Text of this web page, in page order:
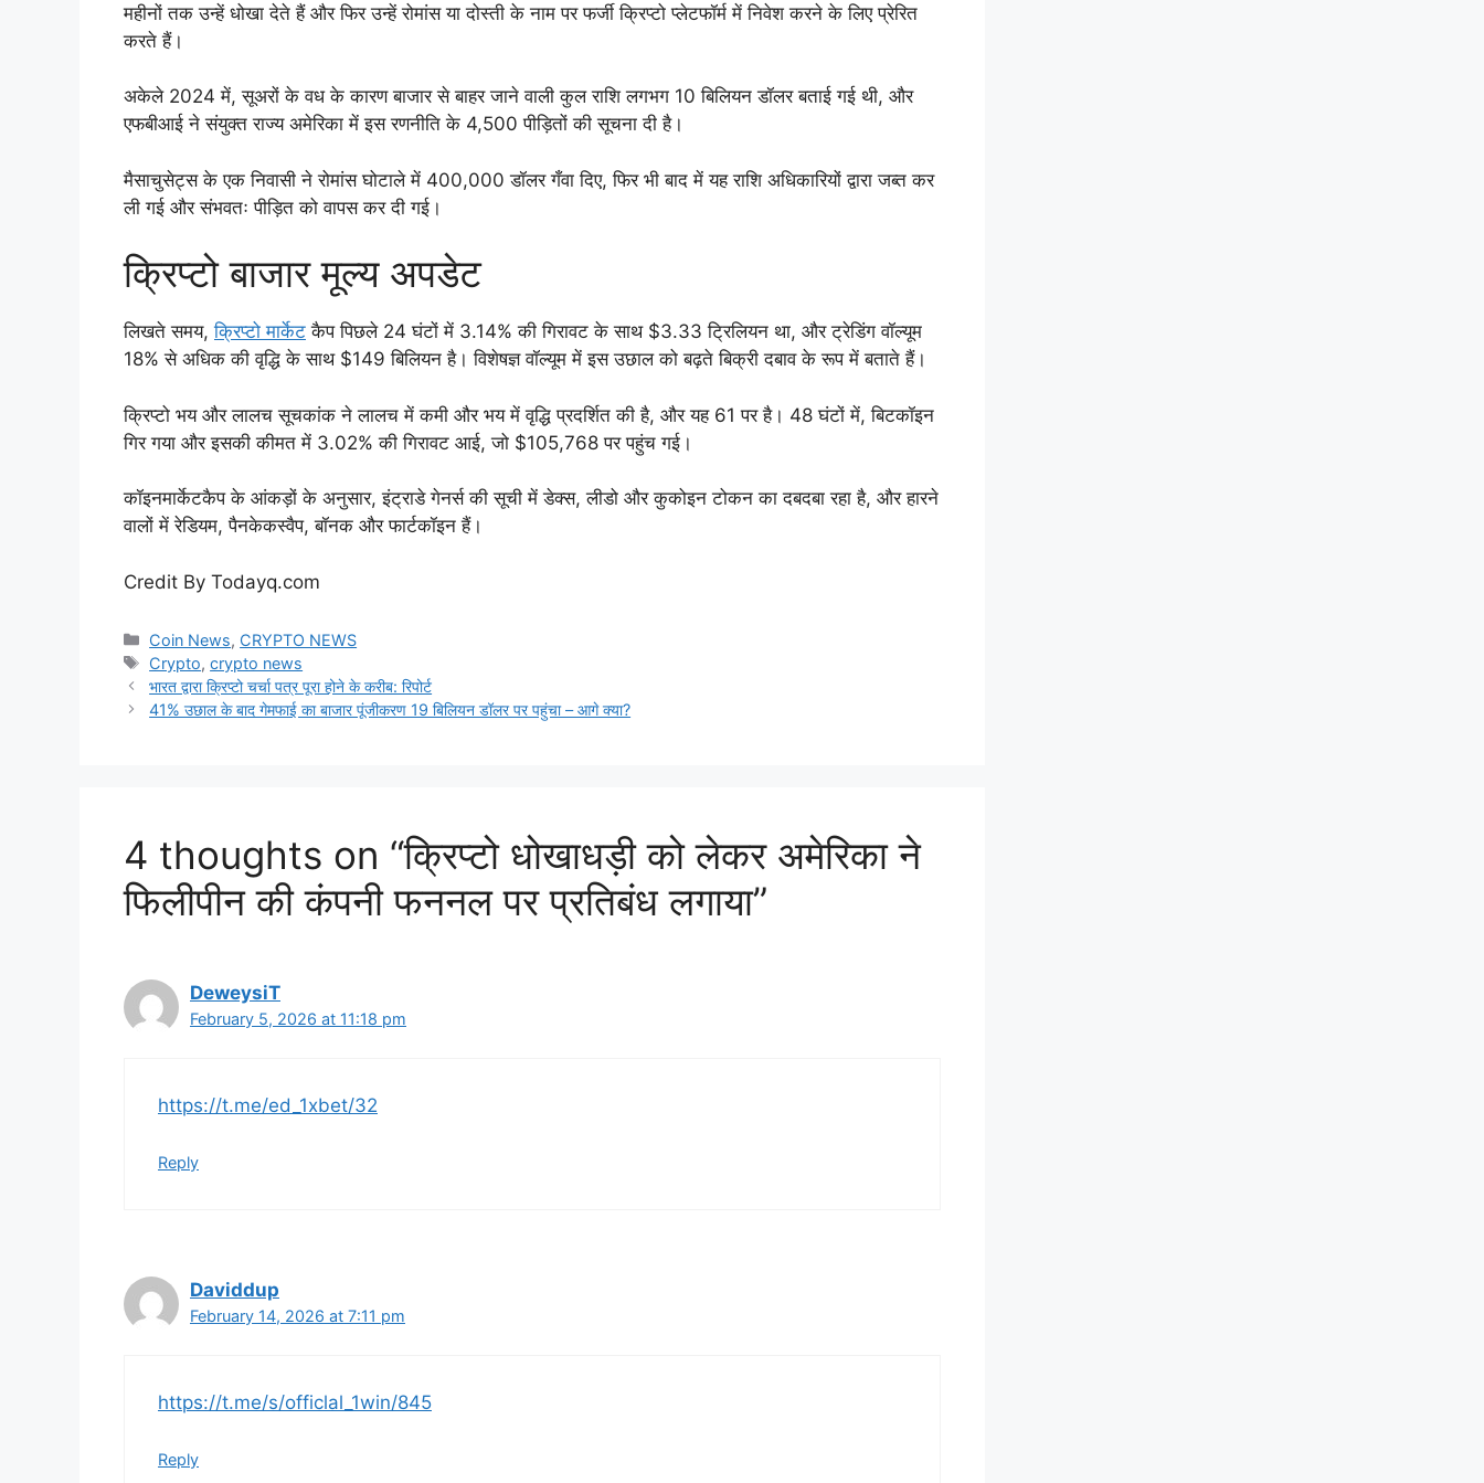
महीनों तक उन्हें धोखा देते हैं और फिर उन्हें रोमांस या दोस्ती के नाम पर फर्जी क्रिप्टो प्लेटफॉर्म में निवेश करने के लिए प्रेरित
करते हैं।
अकेले 2024 में, सूअरों के वध के कारण बाजार से बाहर जाने वाली कुल राशि लगभग 10 बिलियन डॉलर बताई गई थी, और
एफबीआई ने संयुक्त राज्य अमेरिका में इस रणनीति के 4,500 पीड़ितों की सूचना दी है।
मैसाचुसेट्स के एक निवासी ने रोमांस घोटाले में 400,000 डॉलर गँवा दिए, फिर भी बाद में यह राशि अधिकारियों द्वारा जब्त कर
ली गई और संभवतः पीड़ित को वापस कर दी गई।
क्रिप्टो बाजार मूल्य अपडेट
लिखते समय,क्रिप्टो मार्केट कैप पिछले 24 घंटों में 3.14% की गिरावट के साथ $3.33 ट्रिलियन था, और ट्रेडिंग वॉल्यूम
18% से अधिक की वृद्धि के साथ $149 बिलियन है। विशेषज्ञ वॉल्यूम में इस उछाल को बढ़ते बिक्री दबाव के रूप में बताते हैं।
क्रिप्टो भय और लालच सूचकांक ने लालच में कमी और भय में वृद्धि प्रदर्शित की है, और यह 61 पर है। 48 घंटों में, बिटकॉइन
गिर गया और इसकी कीमत में 3.02% की गिरावट आई, जो $105,768 पर पहुंच गई।
कॉइनमार्केटकैप के आंकड़ों के अनुसार, इंट्राडे गेनर्स की सूची में डेक्स, लीडो और कुकोइन टोकन का दबदबा रहा है, और हारने
वालों में रेडियम, पैनकेकस्वैप, बॉनक और फार्टकॉइन हैं।
Credit By Todayq.com
Categories
Coin News, CRYPTO NEWS
Tags
Crypto,crypto news
भारत द्वारा क्रिप्टो चर्चा पत्र पूरा होने के करीब: रिपोर्ट
41% उछाल के बाद गेमफाई का बाजार पूंजीकरण 19 बिलियन डॉलर पर पहुंचा – आगे क्या?
4 thoughts on “क्रिप्टो धोखाधड़ी को लेकर अमेरिका ने
फिलीपीन की कंपनी फननल पर प्रतिबंध लगाया”
DeweysiT
February 5, 2026 at 11:18 pm
https://t.me/ed_1xbet/32
Reply
Daviddup
February 14, 2026 at 7:11 pm
https://t.me/s/officlal_1win/845
Reply